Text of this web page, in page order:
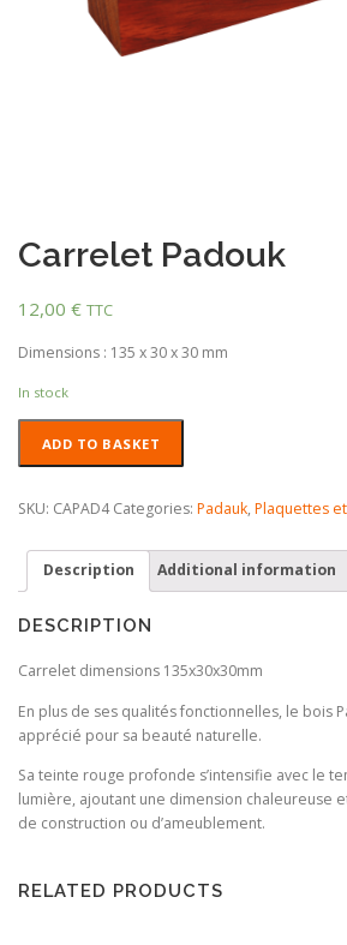
Carrelet Padouk
12,00 € TTC
Dimensions : 135 x 30 x 30 mm
In stock
Padouk
ADD TO BASKET
SKU: CAPAD4 Categories: Padauk, Plaquettes
Description Additional information
DESCRIPTION
Carrelet dimensions 135x30x30mm
En plus de ses qualités fonctionnelles, le bois
apprécié pour sa beauté naturelle.
Sa teinte rouge profonde s’intensifie avec le
lumière, ajoutant une dimension chaleureuse
de construction ou d’ameublement.
RELATED PRODUCTS